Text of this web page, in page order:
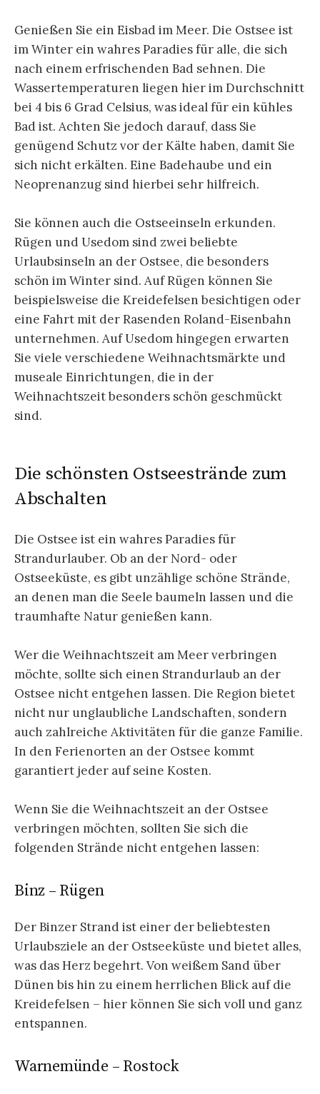
Genießen Sie ein Eisbad im Meer. Die Ostsee ist
im Winter ein wahres Paradies für alle, die sich
nach einem erfrischenden Bad sehnen. Die
Wassertemperaturen liegen hier im Durchschnitt
bei 4 bis 6 Grad Celsius, was ideal für ein kühles
Bad ist. Achten Sie jedoch darauf, dass Sie
genügend Schutz vor der Kälte haben, damit Sie
sich nicht erkälten. Eine Badehaube und ein
Neoprenanzug sind hierbei sehr hilfreich.
Sie können auch die Ostseeinseln erkunden.
Rügen und Usedom sind zwei beliebte
Urlaubsinseln an der Ostsee, die besonders
schön im Winter sind. Auf Rügen können Sie
beispielsweise die Kreidefelsen besichtigen oder
eine Fahrt mit der Rasenden Roland-Eisenbahn
unternehmen. Auf Usedom hingegen erwarten
Sie viele verschiedene Weihnachtsmärkte und
museale Einrichtungen, die in der
Weihnachtszeit besonders schön geschmückt
sind.
Die schönsten Ostseestrände zum
Abschalten
Die Ostsee ist ein wahres Paradies für
Strandurlauber. Ob an der Nord- oder
Ostseeküste, es gibt unzählige schöne Strände,
an denen man die Seele baumeln lassen und die
traumhafte Natur genießen kann.
Wer die Weihnachtszeit am Meer verbringen
möchte, sollte sich einen Strandurlaub an der
Ostsee nicht entgehen lassen. Die Region bietet
nicht nur unglaubliche Landschaften, sondern
auch zahlreiche Aktivitäten für die ganze Familie.
In den Ferienorten an der Ostsee kommt
garantiert jeder auf seine Kosten.
Wenn Sie die Weihnachtszeit an der Ostsee
verbringen möchten, sollten Sie sich die
folgenden Strände nicht entgehen lassen:
Binz – Rügen
Der Binzer Strand ist einer der beliebtesten
Urlaubsziele an der Ostseeküste und bietet alles,
was das Herz begehrt. Von weißem Sand über
Dünen bis hin zu einem herrlichen Blick auf die
Kreidefelsen – hier können Sie sich voll und ganz
entspannen.
Warnemünde – Rostock